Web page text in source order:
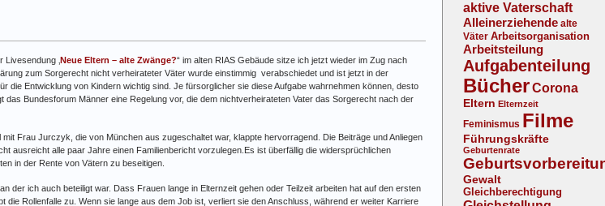
aktive Vaterschaft
Alleinerziehende alte
Väter Arbeitsorganisation
Arbeitsteilung
Aufgabenteilung
BücherCorona
Eltern Elternzeit
Feminismus Filme
Führungskräfte
Geburtenrate
Gewalt
Gleichberechtigung
‚ Neue Eltern – alte Zwänge?“ im alten RIAS Gebäude sitze ich jetzt wieder im Zug nach
zum Sorgerecht nicht verheirateter Väter wurde einstimmig verabschiedet und ist jetzt in der
die Entwicklung von Kindern wichtig sind. Je fürsorglicher sie diese Aufgabe wahrnehmen können, desto
Bundesforum Männer eine Regelung vor, die dem nichtverheirateten Vater das Sorgerecht nach der
Frau Jurczyk, die von München aus zugeschaltet war, klappte hervorragend. Die Beiträge und Anliegen
ausreicht alle paar Jahre einen Familienbericht vorzulegen.Es ist überfällig die widersprüchlichen
in der Rente von Vätern zu beseitigen.
der ich auch beteiligt war. Dass Frauen lange in Elternzeit gehen oder Teilzeit arbeiten hat auf den ersten
Rollenfalle zu. Wenn sie lange aus dem Job ist, verliert sie den Anschluss, während er weiter Karriere